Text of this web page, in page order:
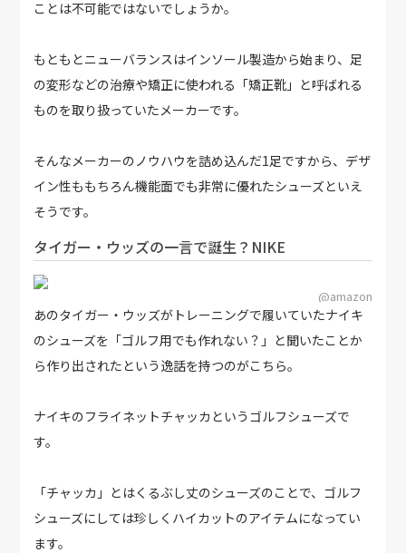
ことは不可能ではないでしょうか。
もともとニューバランスはインソール製造から始まり、足
の変形などの治療や矯正に使われる「矯正靴」と呼ばれる
ものを取り扱っていたメーカーです。
そんなメーカーのノウハウを詰め込んだ1足ですから、デザ
イン性ももちろん機能面でも非常に優れたシューズといえ
そうです。
タイガー・ウッズの一言で誕生？NIKE
@amazon
あのタイガー・ウッズがトレーニングで履いていたナイキ
のシューズを「ゴルフ用でも作れない？」と聞いたことか
ら作り出されたという逸話を持つのがこちら。
ナイキのフライネットチャッカというゴルフシューズで
す。
「チャッカ」とはくるぶし丈のシューズのことで、ゴルフ
シューズにしては珍しくハイカットのアイテムになってい
ます。